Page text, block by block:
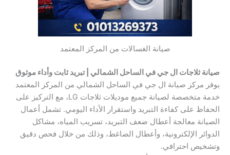
صيانة الغسالات من المركز المعتمد
صيانة ثلاجات ال جي في الساحل الشمالي | تبريد ثابت وأداء موثوق
يوفر مركز صيانة ال جي في الساحل الشمالي من المركز المعتمد
خدمة متخصصة لصيانة جميع موديلات ثلاجات LG، مع التركيز على
الحفاظ على كفاءة التبريد واستقرار الأداء اليومي. تشمل أعمال
الصيانة معالجة أعطال ضعف التبريد، تسريب المياه، مشاكل
الدوائر الإلكترونية، وأعطال الضاغط، وذلك من خلال فحص دقيق
وتشخيص احترافي.